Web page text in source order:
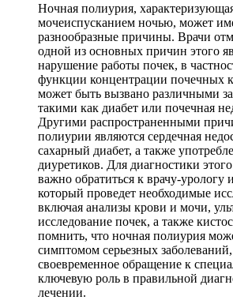
Ночная полиурия,
мочеиспусканием ночью, может
разнообразные причины. Врачи
одной из основных причин этого
нарушение работы почек, в
функции концентрации почечных
может быть вызвано различными
такими как диабет или почечная
Другими распространенными
полиурии являются сердечная
сахарный диабет, а также
диуретиков. Для диагностики
важно обратиться к врачу-урологу
который проведет необходимые
включая анализы крови и мочи,
исследование почек, а также
помнить, что ночная полиурия
симптомом серьезных
своевременное обращение к
ключевую роль в правильной
лечении.